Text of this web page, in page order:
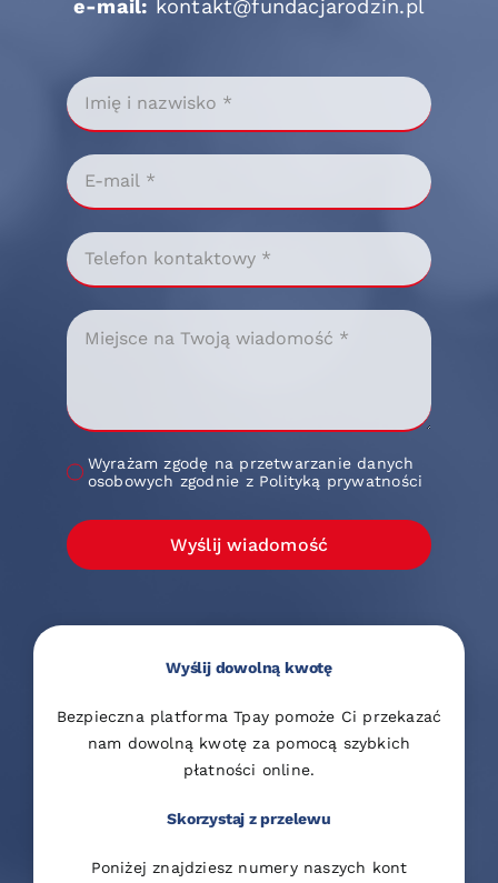
e-mail: kontakt@fundacjarodzin.pl
Wyrażam zgodę na przetwarzanie danych
osobowych zgodnie z Polityką prywatności
Wyślij wiadomość
Wyślij dowolną kwotę
Bezpieczna platforma Tpay pomoże Ci przekazać
nam dowolną kwotę za pomocą szybkich
płatności online.
Skorzystaj z przelewu
Poniżej znajdziesz numery naszych kont